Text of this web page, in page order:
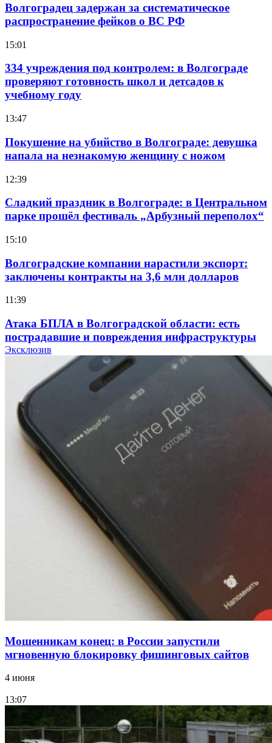
Волгоградец задержан за систематическое
распространение фейков о ВС РФ
15:01
334 учреждения под контролем: в Волгограде
проверяют готовность школ и детсадов к
учебному году
13:47
Покушение на убийство в Волгограде: девушка
напала на незнакомую женщину с ножом
12:39
Сладкий праздник в Волгограде: в Центральном
парке прошёл фестиваль „Арбузный переполох“
15:10
Волгоградские компании нарастили экспорт:
заключены контракты на 3,6 млн долларов
11:39
Атака БПЛА в Волгоградской области: есть
пострадавшие и повреждения инфраструктуры
Волгоградские вузы в топе зарплатного
рейтинга: ВолгГТУ и ВолгГМУ вошли в топ‑15
для химической отрасли и фармацевтики
18:39
В Красноармейском районе Волгограда стартует
конкурс на ремонт моста через Волго‑Донской
судоходный канал
Фестиваль #ТриЧетыре в Волгограде пройдёт
11–13 сентября в рамках Года единства народов
Эксклюзив
Мошенникам конец: в России запустили
мгновенную блокировку фишинговых сайтов
4 июня
13:07